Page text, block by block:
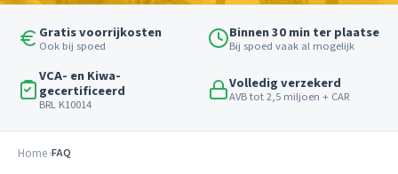
Gratis voorrijkosten
Ook bij spoed
Binnen 30 min ter plaatse
Bij spoed vaak al mogelijk
VCA- en Kiwa-
gecertificeerd
BRL K10014
Volledig verzekerd
AVB tot 2,5 miljoen + CAR
Home FAQ